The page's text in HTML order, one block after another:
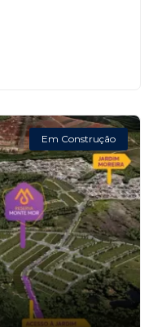
Em Construção